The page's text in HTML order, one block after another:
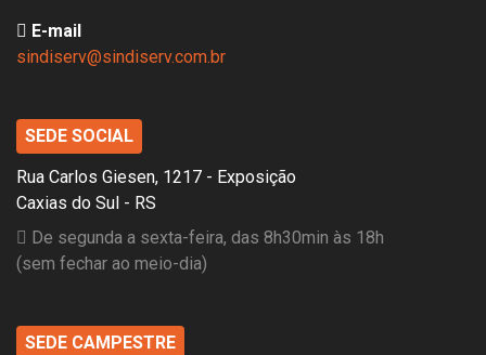
E-mail
sindiserv@sindiserv.com.br
SEDE SOCIAL
Rua Carlos Giesen, 1217 - Exposição
Caxias do Sul - RS
De segunda a sexta-feira, das 8h30min às 18h
(sem fechar ao meio-dia)
SEDE CAMPESTRE